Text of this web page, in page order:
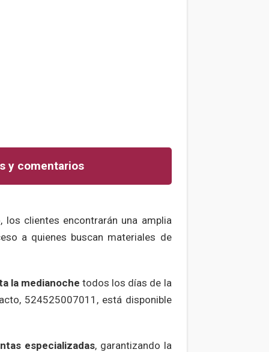
y comentarios
los clientes encontrarán una amplia
a quienes buscan materiales de
la medianoche todos los días de la
524525007011, está disponible
especializadas, garantizando la